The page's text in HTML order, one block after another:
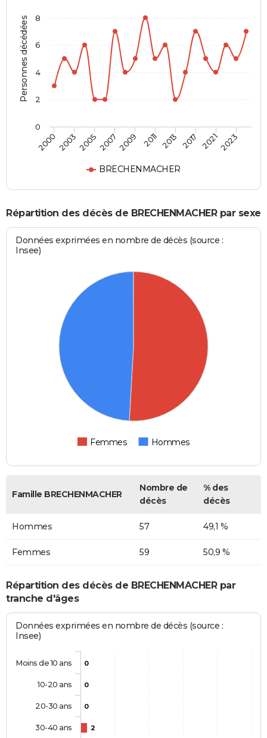
Personnes décédées
BRECHENMACHER
20002003200520072009 2011 2013 2017 20212023
0
2
4
6
8
Répartition des décès de BRECHENMACHER par sexe
Données exprimées en nombre de décès (source :
Insee)
Femmes Hommes
Famille BRECHENMACHER
Nombre de
décès
% des
décès
Hommes 57 49,1 %
Femmes 59 50,9 %
Répartition des décès de BRECHENMACHER par
tranche d'âges
Données exprimées en nombre de décès (source :
Insee)
0
0
0
2
Moins de 10 ans
10-20 ans
20-30 ans
30-40 ans